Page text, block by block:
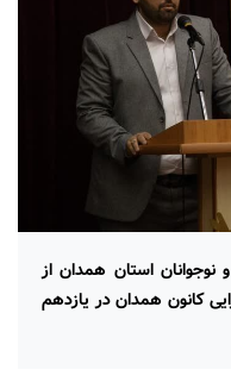
استان همدان از
کانون همدان در یازدهم